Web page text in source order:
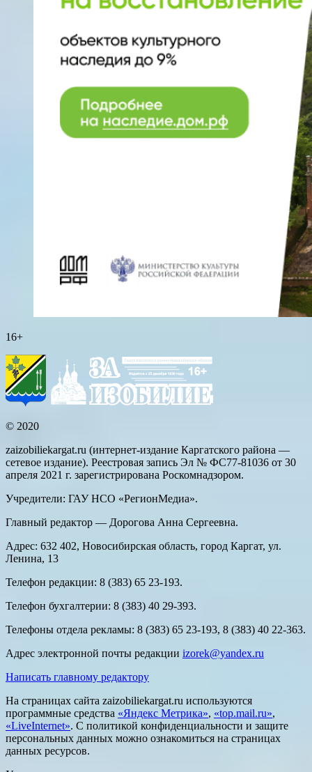
16+
© 2020
zaizobiliekargat.ru (интернет-издание Каргатского района —
сетевое издание). Реестровая запись Эл № ФС77-81036 от 30
апреля 2021 г. зарегистрирована Роскомнадзором.
Учредители: ГАУ НСО «РегионМедиа».
Главный редактор — Дорогова Анна Сергеевна.
Адрес: 632 402, Новосибирская область, город Каргат, ул.
Ленина, 13
Телефон редакции: 8 (383) 65 23-193.
Телефон бухгалтерии: 8 (383) 40 29-393.
Телефоны отдела рекламы: 8 (383) 65 23-193, 8 (383) 40 22-363.
Адрес электронной почты редакции izorek@yandex.ru
Написать главному редактору
На страницах сайта zaizobiliekargat.ru используются
программные средства «Яндекс Метрика», «top.mail.ru»,
«LiveInternet». С политикой конфиденциальности и защите
персональных данных можно ознакомиться на страницах
данных ресурсов.